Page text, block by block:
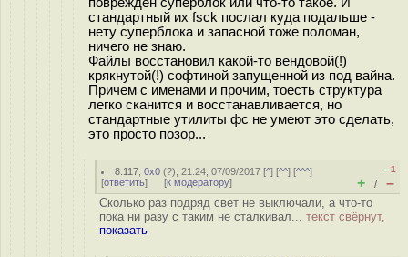
стандартный их fsck послал куда подальше -
нету суперблока и запасной тоже поломан,
ничего не знаю.
Файлы восстановил какой-то вендовой(!)
крякнутой(!) софтиной запущенной из под вайна.
Причем с именами и прочим, тоесть структура
легко сканится и восстанавливается, но
стандартные утилиты фс не умеют это сделать,
это просто позор...
8.117 ,0x0 (?), 21:24, 07/09/2017 [^] [^^] [^^^]
[ответить] [к модератору]
–1
+ / –
Сколько раз подряд свет не выключали, а что-то
пока ни разу с таким не сталкивал... текст свёрнут,
показать